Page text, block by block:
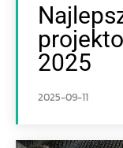
2025
2025-09-11